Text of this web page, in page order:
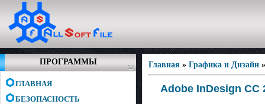
ПРОГРАММЫ
ГЛАВНАЯ
БЕЗОПАСНОСТЬ
Главная » Графика и Дизайн
Adobe InDesign CC